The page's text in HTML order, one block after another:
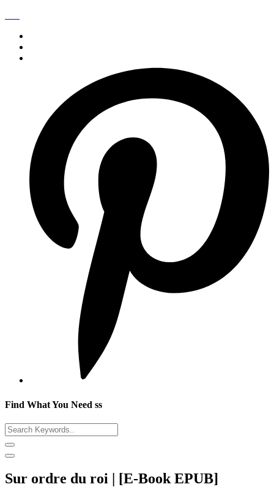
Find What You Need ss
Sur ordre du roi | [E-Book EPUB]